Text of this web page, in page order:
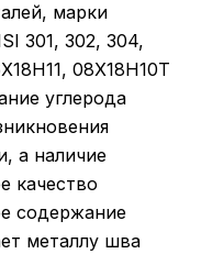
марки
301, 302, 304,
08Х18Н10Т
углерода
а наличие
качество
содержание
металлу шва